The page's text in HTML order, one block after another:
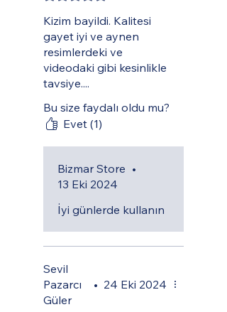
Dış kabuğu dayanıklı ve süper esnek
yapmak için kullanılan yüksek kaliteli
simli deri.Bu arada, kabuk suya
Kizim bayildi. Kalitesi
gayet iyi ve aynen
resimlerdeki ve
videodaki gibi kesinlikle
tavsiye....
Bu size faydalı oldu mu?
Evet (1)
Bizmar Store •
13 Eki 2024
İyi günlerde kullanın
Sevil
Pazarcı
Güler
• 24 Eki 2024